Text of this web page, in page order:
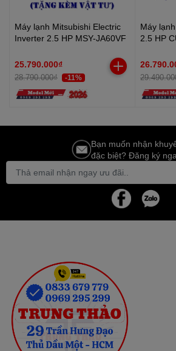
Máy lạnh Mitsubishi Electric
Inverter 2.5 HP MSY-JA60VF
25.790.000₫
28.790.000₫ -11%
Máy
2.5 HP
Bạn muốn nhận
đặc biệt? Đăng ký